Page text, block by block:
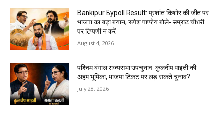
Bankipur Bypoll Result: प्रशांत किशोर की जीत पर
भाजपा का बड़ा बयान, रूपेश पाण्डेय बोले- सम्राट चौधरी
पर टिप्पणी न करें
August 4, 2026
पश्चिम बंगाल राज्यसभा उपचुनावः कुलदीप माइती की
अहम भूमिका, भाजपा टिकट पर लड़ सकते चुनाव?
July 28, 2026